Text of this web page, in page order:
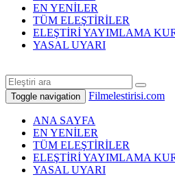
EN YENİLER
TÜM ELEŞTİRİLER
ELEŞTİRİ YAYIMLAMA
YASAL UYARI
Toggle navigation Filmelestirisi.com
ANA SAYFA
EN YENİLER
TÜM ELEŞTİRİLER
ELEŞTİRİ YAYIMLAMA
YASAL UYARI